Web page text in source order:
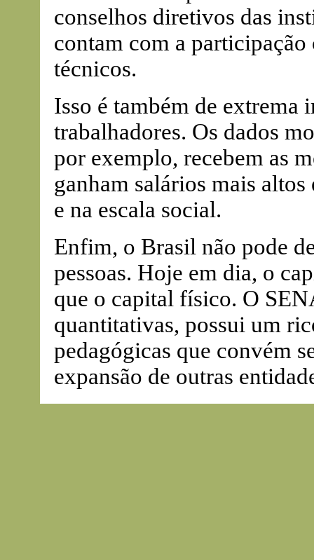
conselhos diretivos das
contam com a
técnicos.
Isso é também de extrema
trabalhadores. Os dados
por exemplo, recebem as
ganham salários mais
e na escala social.
Enfim, o Brasil não pode
pessoas. Hoje em dia, o
que o capital físico. O
quantitativas, possui um
pedagógicas que convém
expansão de outras